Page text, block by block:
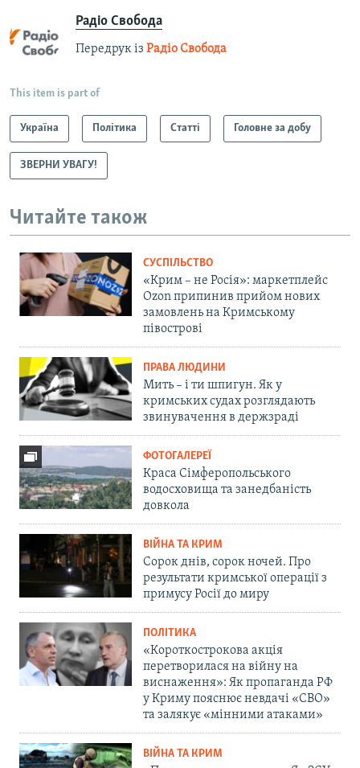
Радіо Свобода
Передрук із Радіо Свобода
This item is part of
Україна Політика Статті Головне за добу
ЗВЕРНИ УВАГУ!
Читайте також
СУСПІЛЬСТВО
«Крим – не Росія»: маркетплейс
Ozon припинив прийом нових
замовлень на Кримському
півострові
ПРАВА ЛЮДИНИ
Мить – і ти шпигун. Як у
кримських судах розглядають
звинувачення в держзраді
ФОТОГАЛЕРЕЇ
Краса Сімферопольського
водосховища та занедбаність
довкола
ВІЙНА ТА КРИМ
Сорок днів, сорок ночей. Про
результати кримської операції з
примусу Росії до миру
ПОЛІТИКА
«Короткострокова акція
перетворилася на війну на
виснаження»: Як пропаганда РФ
у Криму пояснює невдачі «СВО»
та залякує «мінними атаками»
ВІЙНА ТА КРИМ